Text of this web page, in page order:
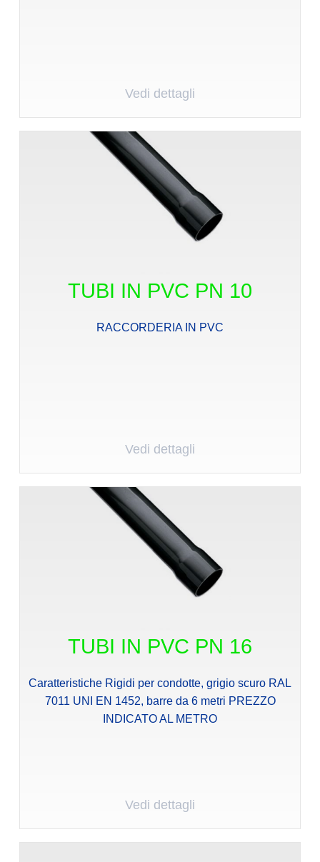
Vedi dettagli
TUBI IN PVC PN 10
RACCORDERIA IN PVC
Vedi dettagli
TUBI IN PVC PN 16
Caratteristiche Rigidi per condotte, grigio scuro RAL
7011 UNI EN 1452, barre da 6 metri PREZZO
INDICATO AL METRO
Vedi dettagli